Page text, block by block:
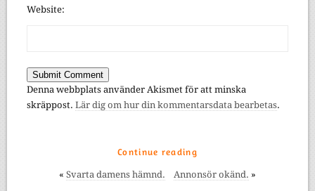
Website:
Denna webbplats använder Akismet för att minska
skräppost. Lär dig om hur din kommentarsdata bearbetas.
Continue reading
« Svarta damens hämnd. Annonsör okänd. »